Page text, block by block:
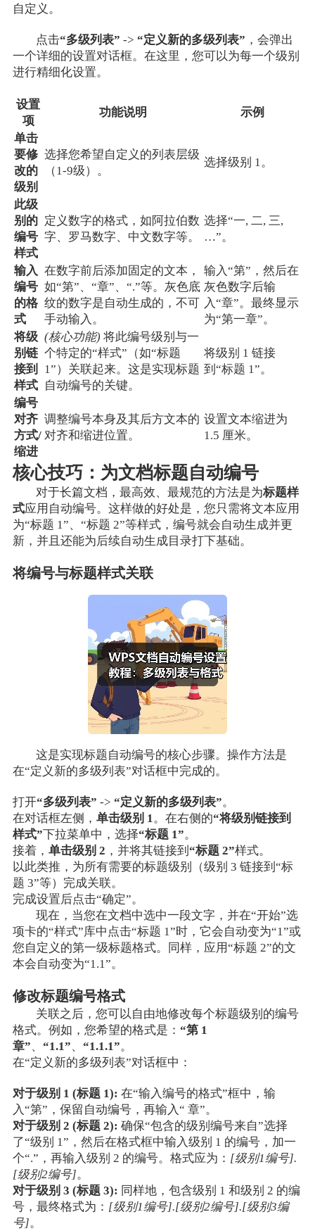
自定义。
点击“多级列表” ->“定义新的多级列表” ，会弹出
一个详细的设置对话框。在这里，您可以为每一个级别
进行精细化设置。
设置
项
功能说明
示例
单击
要修
改的
级别
选择您希望自定义的列表层级
（1-9级）。
选择级别 1。
此级
别的
编号
样式
定义数字的格式，如阿拉伯数
字、罗马数字、中文数字等。
选择“一, 二, 三,
…”。
输入
编号
的格
式
在数字前后添加固定的文本，
如“第”、“章”、“.”等。灰色底
纹的数字是自动生成的，不可
手动输入。
输入“第”，然后在
灰色数字后输
入“章”。最终显示
为“第一章”。
将级
别链
接到
样式
(核心功能)将此编号级别与一
个特定的“样式”（如“标题
1”）关联起来。这是实现标题
自动编号的关键。
将级别 1 链接
到“标题 1”。
编号
对齐
方式/
缩进
调整编号本身及其后方文本的
对齐和缩进位置。
设置文本缩进为
1.5 厘米。
核心技巧：为文档标题自动编号
对于长篇文档，最高效、最规范的方法是为标题样
式应用自动编号。这样做的好处是，您只需将文本应用
为“标题 1”、“标题 2”等样式，编号就会自动生成并更
新，并且还能为后续自动生成目录打下基础。
将编号与标题样式关联
这是实现标题自动编号的核心步骤。操作方法是
在“定义新的多级列表”对话框中完成的。
打开“多级列表” -> “定义新的多级列表”。
在对话框左侧， 单击级别 1。在右侧的“将级别链接到
样式”下拉菜单中，选择“标题 1”。
接着， 单击级别 2 ，并将其链接到 “标题 2”样式。
以此类推，为所有需要的标题级别（级别 3 链接到“标
题 3”等）完成关联。
完成设置后点击“确定”。
现在，当您在文档中选中一段文字，并在“开始”选
项卡的“样式”库中点击“标题 1”时，它会自动变为“1”或
您自定义的第一级标题格式。同样，应用“标题 2”的文
本会自动变为“1.1”。
修改标题编号格式
关联之后，您可以自由地修改每个标题级别的编号
格式。例如，您希望的格式是： “第 1
章”、 “1.1”、 “1.1.1”。
在“定义新的多级列表”对话框中：
对于级别 1 (标题 1): 在“输入编号的格式”框中，输
入“第”，保留自动编号，再输入“ 章”。
对于级别 2 (标题 2): 确保“包含的级别编号来自”选择
了“级别 1”，然后在格式框中输入级别 1 的编号，加一
个“.”，再输入级别 2 的编号。格式应为： [级别1编号].
[级别2编号]。
对于级别 3 (标题 3): 同样地，包含级别 1 和级别 2 的编
号，最终格式为： [级别1编号].[级别2编号].[级别3编
号]。